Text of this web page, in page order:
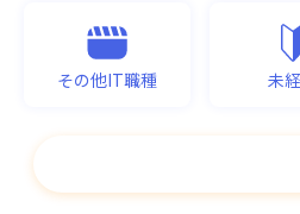
その他IT職種 未